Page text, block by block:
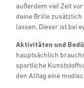
außerdem viel Zeit
deine Brille
lassen. Dieser ist bei
Aktivitäten und
hauptsächlich
sportliche
den Alltag eine